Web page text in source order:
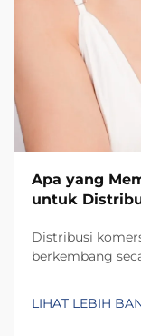
Apa yang
untuk
Distribusi
berkembang
pengecer serta
LIHAT LEBIH